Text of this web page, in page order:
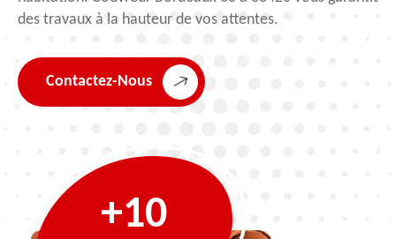
des travaux à la hauteur de vos attentes.
Contactez-Nous
+10